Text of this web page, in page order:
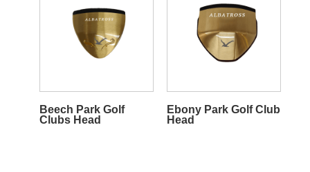
Beech Park Golf
Clubs Head
Ebony Park Golf Club
Head